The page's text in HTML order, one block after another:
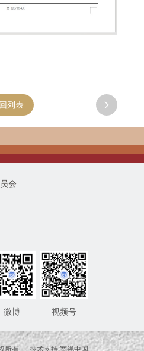

列表
会
微博 视频号
权所有 技术支持:宽视中国